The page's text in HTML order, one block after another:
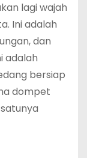
lagi wajah
Ini adalah
dan
adalah
bersiap
dompet